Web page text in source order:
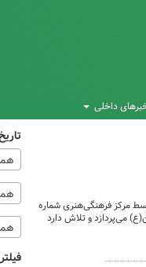
داخلی
مرکز فرهنگی‌هنری شماره
می‌پردازد و تلاش دارد